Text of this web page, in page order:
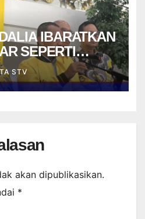
IBARATKAN
SEPERTI
PERMAINAN
STV
akan dipublikasikan.
*